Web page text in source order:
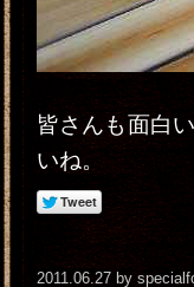
皆さんも面白
いね。
2011.06.27 by